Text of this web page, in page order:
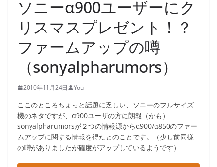
ソニーα900ユーザーにク
リスマスプレゼント！？
ファームアップの噂
（sonyalpharumors）
2010年11月24日 You
ここのところちょっと話題に乏しい、ソニーのフルサイズ
機のネタですが、α900ユーザの方に朗報（かも）
sonyalpharumorsが２つの情報源からα900/α850のファー
ムアップに関する情報を得たとのことです。（少し前同様
の噂がありましたが確度がアップしているようです）